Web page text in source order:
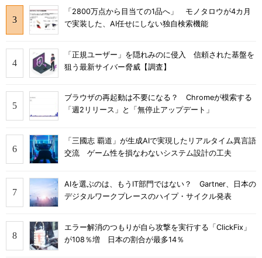
「2800万点から目当ての1品へ」 モノタロウが4カ月
で実装した、AI任せにしない独自検索機能
「正規ユーザー」を隠れみのに侵入 信頼された基盤を
狙う最新サイバー脅威【調査】
ブラウザの再起動は不要になる？ Chromeが模索する
「週2リリース」と「無停止アップデート」
「三國志 覇道」が生成AIで実現したリアルタイム異言語
交流 ゲーム性を損なわないシステム設計の工夫
AIを選ぶのは、もうIT部門ではない？ Gartner、日本の
デジタルワークプレースのハイプ・サイクル発表
エラー解消のつもりが自ら攻撃を実行する「ClickFix」
が108％増 日本の割合が最多14％